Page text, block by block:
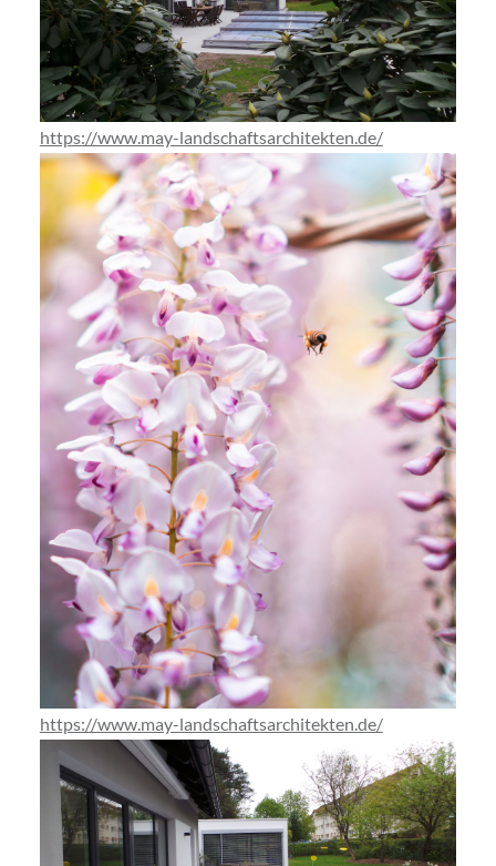
https://www.may-landschaftsarchitekten.de/
https://www.may-landschaftsarchitekten.de/